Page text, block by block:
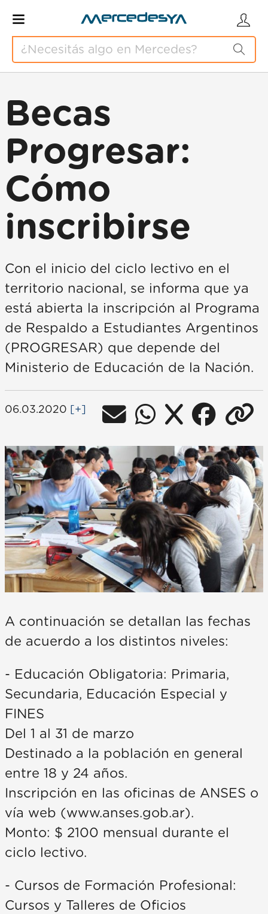
Becas
Progresar:
Cómo
inscribirse
Con el inicio del ciclo lectivo en el
territorio nacional, se informa que ya
está abierta la inscripción al Programa
de Respaldo a Estudiantes Argentinos
(PROGRESAR) que depende del
Ministerio de Educación de la Nación.
06.03.2020 [+]
A continuación se detallan las fechas
de acuerdo a los distintos niveles:
- Educación Obligatoria: Primaria,
Secundaria, Educación Especial y
FINES
Del 1 al 31 de marzo
Destinado a la población en general
entre 18 y 24 años.
Inscripción en las oficinas de ANSES o
vía web (www.anses.gob.ar).
Monto: $ 2100 mensual durante el
ciclo lectivo.
- Cursos de Formación Profesional:
Cursos y Talleres de Oficios